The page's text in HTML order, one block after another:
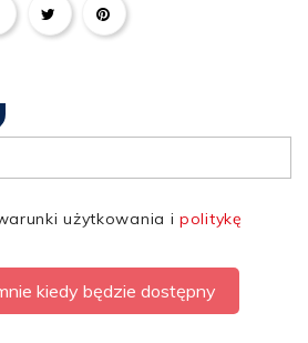
użytkowania ipolitykę
kiedy będzie dostępny